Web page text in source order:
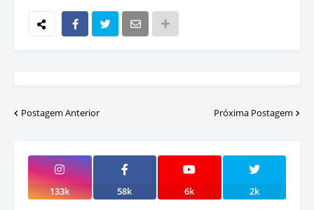
Postagem Anterior Próxima Postagem
133k 58k 6k 2k